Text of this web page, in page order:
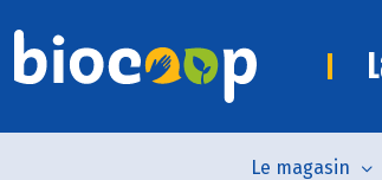
Le magasin